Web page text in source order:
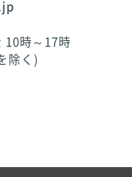
10時～17時
除く)